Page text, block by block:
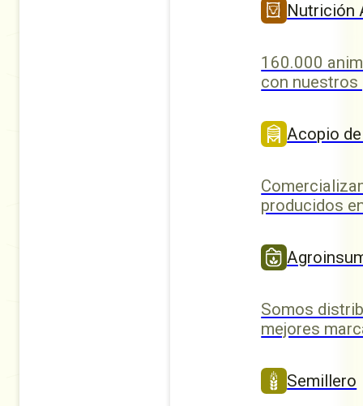
Nutrición
160.000
con
Acopio
producidos
Somos
mejores
Semillero